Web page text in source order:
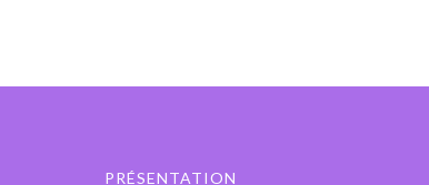
PRÉSENTATION